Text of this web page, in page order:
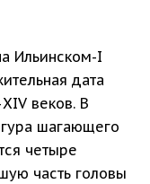
Ильинском-I
дата
веков. В
шагающего
четыре
часть головы